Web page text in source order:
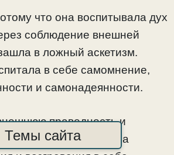
что она воспитывала дух
соблюдение внешней
в ложный аскетизм.
в себе самомнение,
и самонадеянности.
праведность и
как средство для духа
Темы сайта